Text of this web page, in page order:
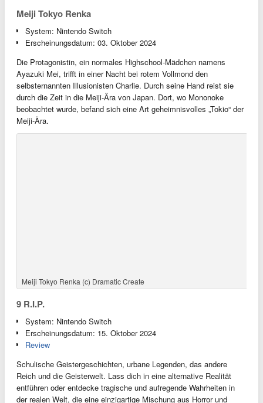
Meiji Tokyo Renka
System: Nintendo Switch
Erscheinungsdatum: 03. Oktober 2024
Die Protagonistin, ein normales Highschool-Mädchen namens
Ayazuki Mei, trifft in einer Nacht bei rotem Vollmond den
selbsternannten Illusionisten Charlie. Durch seine Hand reist sie
durch die Zeit in die Meiji-Ära von Japan. Dort, wo Mononoke
beobachtet wurde, befand sich eine Art geheimnisvolles „Tokio“ der
Meiji-Ära.
Romantik mit 8 Romanzen bietet.
Virche Evermore: -EpiC:lycoris-
System: Nintendo Switch
Auch Virche Evermore erhält eine Fandisk, wurde offiziell
angekündigt. Sie ist eine direkte Fortsetzung und wird dabei fünf
brandneue Geschichten erzählen.